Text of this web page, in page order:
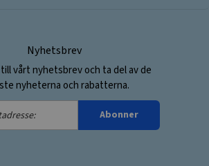
Nyhetsbrev
vårt nyhetsbrev och ta del av de
nyheterna och rabatterna.
Abonner